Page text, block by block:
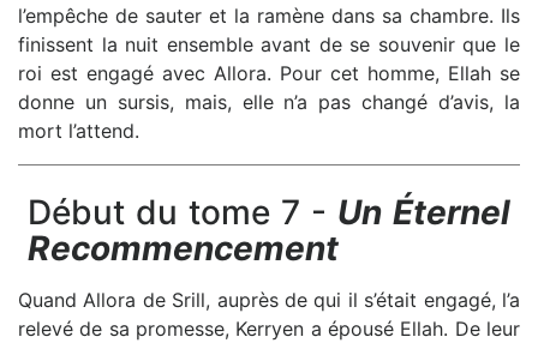
l’empêche de sauter et la ramène dans sa chambre. Ils
finissent la nuit ensemble avant de se souvenir que le
roi est engagé avec Allora. Pour cet homme, Ellah se
donne un sursis, mais, elle n’a pas changé d’avis, la
mort l’attend.
Début du tome 7 - Un Éternel
Recommencement
Quand Allora de Srill, auprès de qui il s’était engagé, l’a
relevé de sa promesse, Kerryen a épousé Ellah. De leur